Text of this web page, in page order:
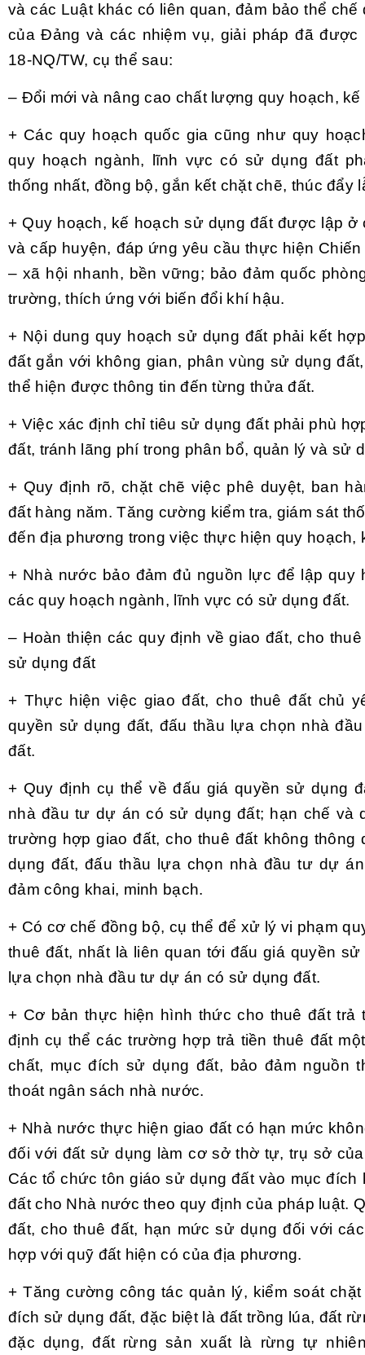
và các Luật khác có liên quan, đảm bảo thể
của Đảng và các nhiệm vụ, giải pháp đã được
18-NQ/TW, cụ thể sau:
– Đổi mới và nâng cao chất lượng quy hoạch,
+ Các quy hoạch quốc gia cũng như quy
quy hoạch ngành, lĩnh vực có sử dụng đất
thống nhất, đồng bộ, gắn kết chặt chẽ, thúc đẩy
+ Quy hoạch, kế hoạch sử dụng đất được lập ở
và cấp huyện, đáp ứng yêu cầu thực hiện
– xã hội nhanh, bền vững; bảo đảm quốc
trường, thích ứng với biến đổi khí hậu.
+ Nội dung quy hoạch sử dụng đất phải kết
đất gắn với không gian, phân vùng sử dụng
thể hiện được thông tin đến từng thửa đất.
+ Việc xác định chỉ tiêu sử dụng đất phải phù
đất, tránh lãng phí trong phân bổ, quản lý và sử
+ Quy định rõ, chặt chẽ việc phê duyệt, ban
đất hàng năm. Tăng cường kiểm tra, giám sát
đến địa phương trong việc thực hiện quy hoạch,
+ Nhà nước bảo đảm đủ nguồn lực để lập quy
các quy hoạch ngành, lĩnh vực có sử dụng đất.
– Hoàn thiện các quy định về giao đất, cho
sử dụng đất
+ Thực hiện việc giao đất, cho thuê đất chủ
quyền sử dụng đất, đấu thầu lựa chọn nhà
đất.
+ Quy định cụ thể về đấu giá quyền sử dụng
nhà đầu tư dự án có sử dụng đất; hạn chế và
trường hợp giao đất, cho thuê đất không thông
dụng đất, đấu thầu lựa chọn nhà đầu tư dự
đảm công khai, minh bạch.
+ Có cơ chế đồng bộ, cụ thể để xử lý vi phạm
thuê đất, nhất là liên quan tới đấu giá quyền
lựa chọn nhà đầu tư dự án có sử dụng đất.
+ Cơ bản thực hiện hình thức cho thuê đất trả
định cụ thể các trường hợp trả tiền thuê đất
chất, mục đích sử dụng đất, bảo đảm nguồn
thoát ngân sách nhà nước.
+ Nhà nước thực hiện giao đất có hạn mức
đối với đất sử dụng làm cơ sở thờ tự, trụ sở
Các tổ chức tôn giáo sử dụng đất vào mục đích
đất cho Nhà nước theo quy định của pháp luật.
đất, cho thuê đất, hạn mức sử dụng đối với
hợp với quỹ đất hiện có của địa phương.
+ Tăng cường công tác quản lý, kiểm soát
đích sử dụng đất, đặc biệt là đất trồng lúa, đất
đặc dụng, đất rừng sản xuất là rừng tự